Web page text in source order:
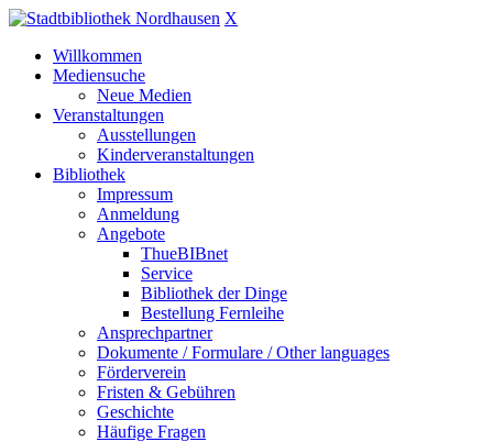
X
Willkommen
Mediensuche
Neue Medien
Veranstaltungen
Ausstellungen
Kinderveranstaltungen
Bibliothek
Impressum
Anmeldung
Angebote
ThueBIBnet
Service
Bibliothek der Dinge
Bestellung Fernleihe
Ansprechpartner
Dokumente / Formulare / Other languages
Förderverein
Fristen & Gebühren
Geschichte
Häufige Fragen